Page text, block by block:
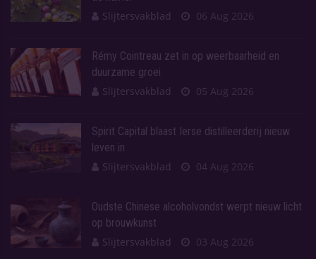
Slijtersvakblad
06 Aug 2026
Rémy Cointreau zet in op weerbaarheid en
duurzame groei
Slijtersvakblad
05 Aug 2026
Spirit Capital blaast Ierse distilleerderij nieuw
leven in
Slijtersvakblad
04 Aug 2026
Oudste Chinese alcoholvondst werpt nieuw licht
op brouwkunst
Slijtersvakblad
03 Aug 2026